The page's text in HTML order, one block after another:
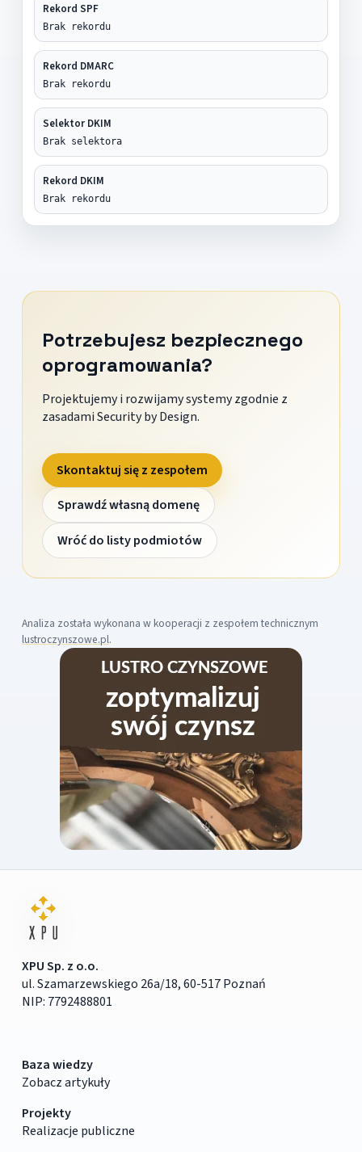
Rekord SPF
Brak rekordu
Rekord DMARC
Brak rekordu
Selektor DKIM
Brak selektora
Rekord DKIM
Brak rekordu
Potrzebujesz bezpiecznego
oprogramowania?
Projektujemy i rozwijamy systemy zgodnie z
zasadami Security by Design.
Skontaktuj się z zespołem
Sprawdź własną domenę
Wróć do listy podmiotów
Analiza została wykonana w kooperacji z zespołem technicznym
lustroczynszowe.pl.
XPU Sp. z o.o.
ul. Szamarzewskiego 26a/18, 60-517 Poznań
NIP: 7792488801
Baza wiedzy
Zobacz artykuły
Projekty
Realizacje publiczne